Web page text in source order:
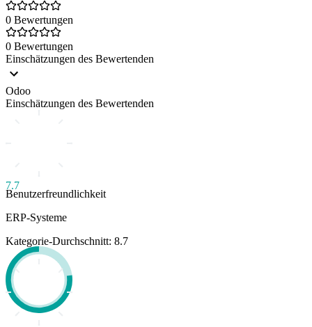
0 Bewertungen
0 Bewertungen
Einschätzungen des Bewertenden
Odoo
Einschätzungen des Bewertenden
7.7
Benutzerfreundlichkeit
ERP-Systeme
Kategorie-Durchschnitt: 8.7